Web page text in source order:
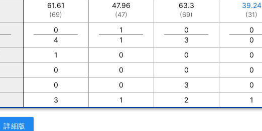
61.61
(69)
47.96
(47)
63.3
(69)
39.24
(31)
0
4
1
1
0
3
0
0
1 0 0 0
0 0 0 0
0 0 3 0
3 1 2 1
詳細版